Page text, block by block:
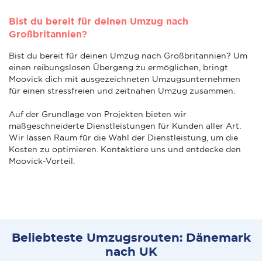
Bist du bereit für deinen Umzug nach
Großbritannien?
Bist du bereit für deinen Umzug nach Großbritannien? Um
einen reibungslosen Übergang zu ermöglichen, bringt
Moovick dich mit ausgezeichneten Umzugsunternehmen
für einen stressfreien und zeitnahen Umzug zusammen.
Auf der Grundlage von Projekten bieten wir
maßgeschneiderte Dienstleistungen für Kunden aller Art.
Wir lassen Raum für die Wahl der Dienstleistung, um die
Kosten zu optimieren. Kontaktiere uns und entdecke den
Moovick-Vorteil.
Beliebteste Umzugsrouten: Dänemark
nach UK